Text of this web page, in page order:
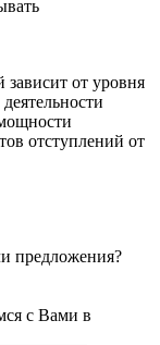
от уровня
отступлений от
предложения?
с Вами в